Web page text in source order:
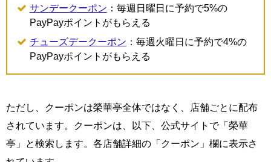
サンデークーポン ：毎週日曜日に予約で5%の
PayPayポイントがもらえる
チューズデークーポン ：毎週火曜日に予約で4%の
PayPayポイントがもらえる
ただし、クーポンは榮華亭全体ではなく、店舗ごとに配布
されています。クーポンは、以下、公式サイトで「榮華
亭」と検索します。各店舗詳細の「クーポン」欄に表示さ